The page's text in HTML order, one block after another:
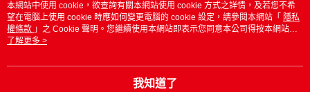
熱門標籤
本網站中使用 cookie，欲查詢有關本網站使用 cookie 方式之詳情，及若您不希
望在電腦上使用 cookie 時應如何變更電腦的 cookie 設定，請參閱本網站「 隱私
權條款 」之 Cookie 聲明。您繼續使用本網站即表示您同意本公司得按本網站使
用條款之 Cookie 聲明使用 cookie。
了解更多 >
我知道了